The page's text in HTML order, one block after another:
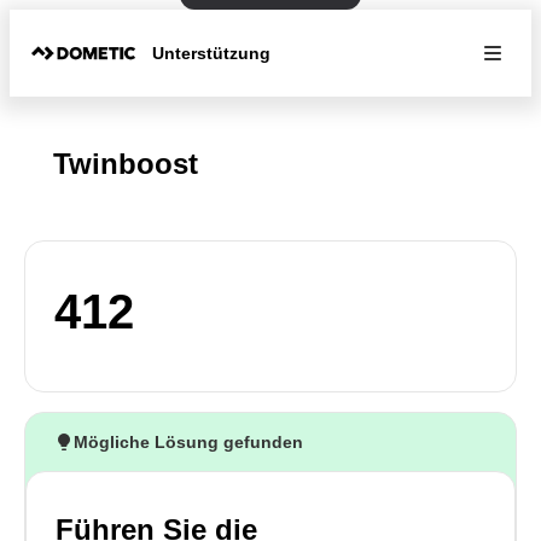
Unterstützung
Twinboost
412
Mögliche Lösung gefunden
Führen Sie die